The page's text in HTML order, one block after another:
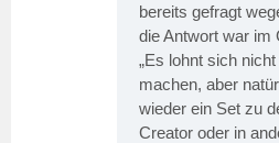
bereits gefragt
die Antwort war im
„Es lohnt sich
machen, aber
wieder ein Set zu
Creator oder in